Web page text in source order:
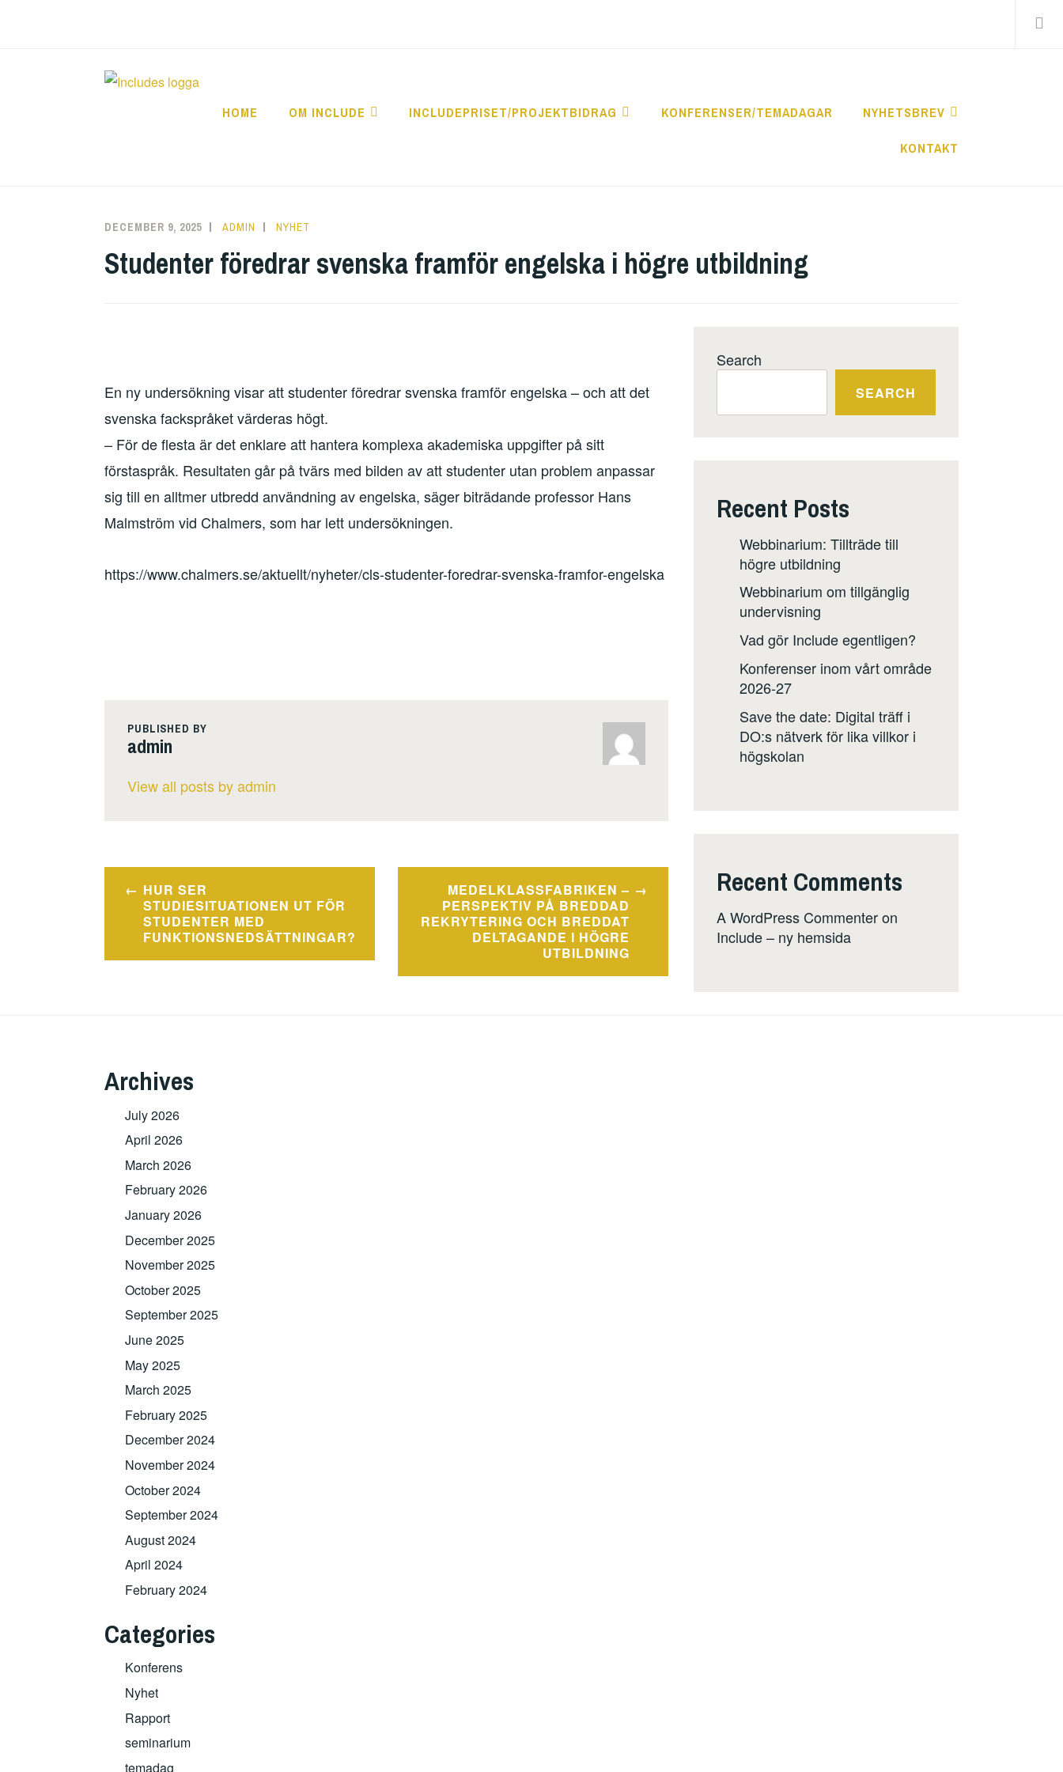
HOME OM INCLUDE INCLUDEPRISET/PROJEKTBIDRAG KONFERENSER/TEMADAGAR NYHETSBREV
KONTAKT
DECEMBER 9, 2025 ADMIN NYHET
Studenter föredrar svenska framför engelska i högre utbildning
En ny undersökning visar att studenter föredrar svenska framför engelska – och att det
svenska fackspråket värderas högt.
– För de flesta är det enklare att hantera komplexa akademiska uppgifter på sitt
förstaspråk. Resultaten går på tvärs med bilden av att studenter utan problem anpassar
sig till en alltmer utbredd användning av engelska, säger biträdande professor Hans
Malmström vid Chalmers, som har lett undersökningen.
https://www.chalmers.se/aktuellt/nyheter/cls-studenter-foredrar-svenska-framfor-engelska
PUBLISHED BY
admin
View all posts by admin
Post
navigation
HUR SER
STUDIESITUATIONEN UT FÖR
STUDENTER MED
FUNKTIONSNEDSÄTTNINGAR?
MEDELKLASSFABRIKEN –
PERSPEKTIV PÅ BREDDAD
REKRYTERING OCH BREDDAT
DELTAGANDE I HÖGRE
UTBILDNING
Search
SEARCH
Recent Posts
Webbinarium: Tillträde till
högre utbildning
Webbinarium om tillgänglig
undervisning
Vad gör Include egentligen?
Konferenser inom vårt område
2026-27
Save the date: Digital träff i
DO:s nätverk för lika villkor i
högskolan
Recent Comments
A WordPress Commenteron
Include – ny hemsida
Archives
July 2026
April 2026
March 2026
February 2026
January 2026
December 2025
November 2025
October 2025
September 2025
June 2025
May 2025
March 2025
February 2025
December 2024
November 2024
October 2024
September 2024
August 2024
April 2024
February 2024
Categories
Konferens
Nyhet
Rapport
seminarium
temadag